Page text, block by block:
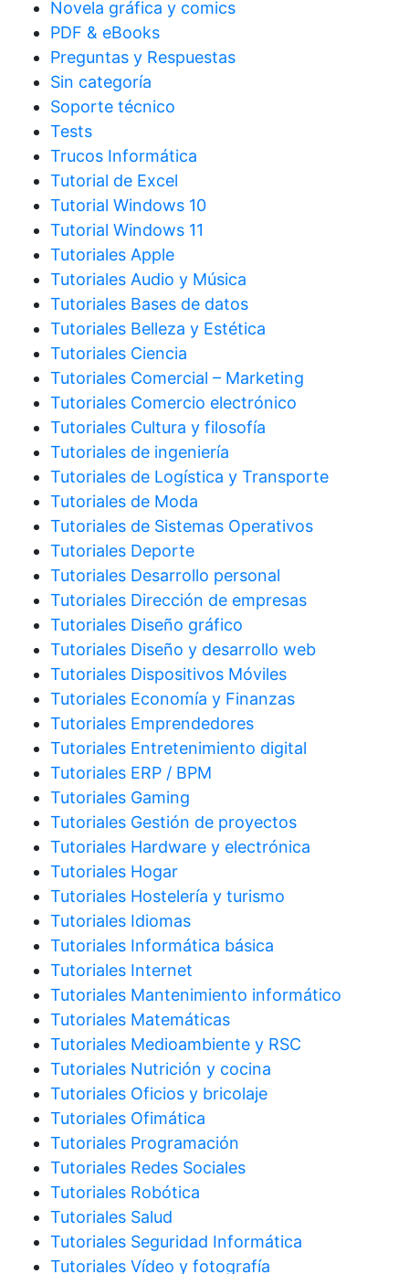
Novela gráfica y comics
PDF & eBooks
Preguntas y Respuestas
Sin categoría
Soporte técnico
Tests
Trucos Informática
Tutorial de Excel
Tutorial Windows 10
Tutorial Windows 11
Tutoriales Apple
Tutoriales Audio y Música
Tutoriales Bases de datos
Tutoriales Belleza y Estética
Tutoriales Ciencia
Tutoriales Comercial – Marketing
Tutoriales Comercio electrónico
Tutoriales Cultura y filosofía
Tutoriales de ingeniería
Tutoriales de Logística y Transporte
Tutoriales de Moda
Tutoriales de Sistemas Operativos
Tutoriales Deporte
Tutoriales Desarrollo personal
Tutoriales Dirección de empresas
Tutoriales Diseño gráfico
Tutoriales Diseño y desarrollo web
Tutoriales Dispositivos Móviles
Tutoriales Economía y Finanzas
Tutoriales Emprendedores
Tutoriales Entretenimiento digital
Tutoriales ERP / BPM
Tutoriales Gaming
Tutoriales Gestión de proyectos
Tutoriales Hardware y electrónica
Tutoriales Hogar
Tutoriales Hostelería y turismo
Tutoriales Idiomas
Tutoriales Informática básica
Tutoriales Internet
Tutoriales Mantenimiento informático
Tutoriales Matemáticas
Tutoriales Medioambiente y RSC
Tutoriales Nutrición y cocina
Tutoriales Oficios y bricolaje
Tutoriales Ofimática
Tutoriales Programación
Tutoriales Redes Sociales
Tutoriales Robótica
Tutoriales Salud
Tutoriales Seguridad Informática
Tutoriales Vídeo y fotografía